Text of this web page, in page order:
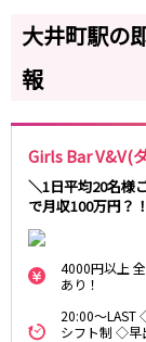
大井町駅の
報
Girls Bar V&V(
＼1日平均20名様
で月収100万円？
4000円以上
あり！
20:00～
シフト制 ◇
駒込・日暮里
東陽町・門
目黒・中目黒
綾瀬・竹ノ
高円寺
明大前・烏山
菊川・瑞江
守谷
JR中央・総
新宿駅
船橋駅
中野駅
西船橋駅
市川駅
三鷹駅
平井駅